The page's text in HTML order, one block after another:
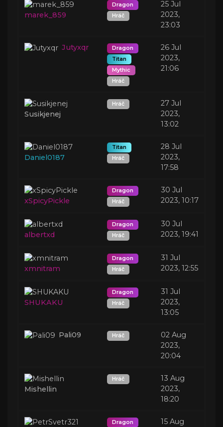
marek_859
Dragon
Hráč
25 Jul
2023,
23:03
Jutyxqr
Dragon
Titan
Mythic
Hráč
26 Jul
2023,
21:06
Susikjenej
Hráč
27 Jul
2023,
13:02
Daniel0187
Titan
Hráč
28 Jul
2023,
17:58
xSpicyPickle
Dragon
Hráč
30 Jul
2023, 10:17
albertxd
Dragon
Hráč
30 Jul
2023, 19:41
xmnitram
Dragon
Hráč
31 Jul
2023, 12:55
SHUKAKU
Dragon
Hráč
31 Jul
2023,
13:05
Pali09 Hráč
02 Aug
2023,
20:04
Mishellin
Hráč
13 Aug
2023,
18:20
Dragon
15 Aug